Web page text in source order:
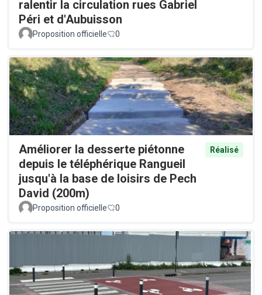
ralentir la circulation rues Gabriel
Péri et d'Aubuisson
Proposition officielle 0
Améliorer la desserte piétonne
depuis le téléphérique Rangueil
jusqu'à la base de loisirs de Pech
David (200m)
Réalisé
Proposition officielle 0